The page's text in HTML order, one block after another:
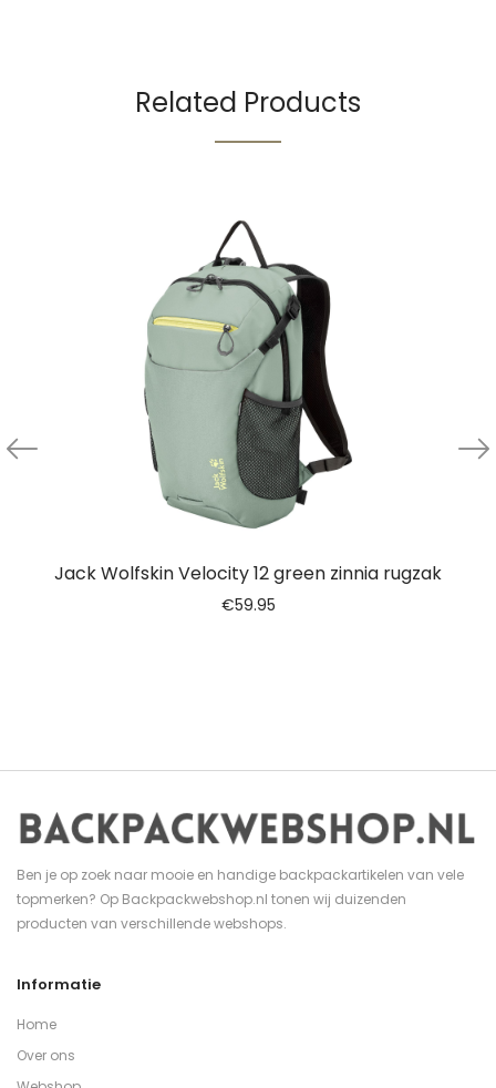
Related Products
Jack Wolfskin Velocity 12 green zinnia rugzak
€59.95
Ben je op zoek naar mooie en handige backpackartikelen van vele
topmerken? Op Backpackwebshop.nl tonen wij duizenden
producten van verschillende webshops.
Informatie
Home
Over ons